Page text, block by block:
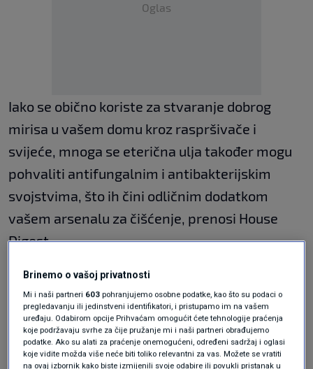
Oglas
Iako se obično koriste za stvaranje dobrog
mirisa u vašem domu kroz raspršivače i
svijeće, mnoga se eterična ulja također mogu
pohvaliti antifungalnim i antibakterijskim
svojstvima, što ih čini odličnim dodatkom
vašem arsenalu za čišćenje, prenosi House
Digest.
Ne samo da mogu temeljito očistiti žarišta
gljivica, već često mogu i spriječiti njihov
rast.Kao dodatna prednost, oni će održavati
Brinemo o vašoj privatnosti
Mi i naši partneri 603 pohranjujemo osobne podatke, kao što su podaci o
pregledavanju ili jedinstveni identifikatori, i pristupamo im na vašem
uređaju. Odabirom opcije Prihvaćam omogućit ćete tehnologije praćenja
koje podržavaju svrhe za čije pružanje mi i naši partneri obrađujemo
podatke. Ako su alati za praćenje onemogućeni, određeni sadržaj i oglasi
koje vidite možda više neće biti toliko relevantni za vas. Možete se vratiti
na ovaj izbornik kako biste izmijenili svoje odabire ili povukli pristanak u